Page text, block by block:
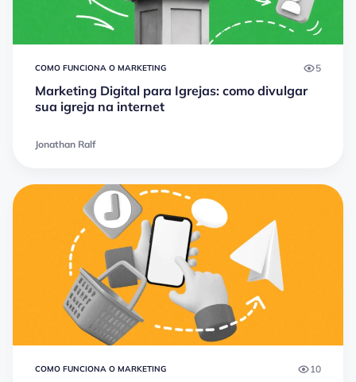
COMO FUNCIONA O MARKETING 5
Marketing Digital para Igrejas: como divulgar
sua igreja na internet
Jonathan Ralf
COMO FUNCIONA O MARKETING 10